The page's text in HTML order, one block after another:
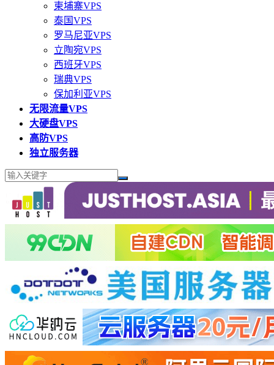
柬埔寨VPS
泰国VPS
罗马尼亚VPS
立陶宛VPS
西班牙VPS
瑞典VPS
保加利亚VPS
无限流量VPS
大硬盘VPS
高防VPS
独立服务器